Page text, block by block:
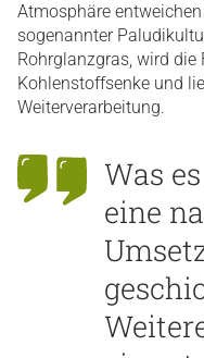
Atmosphäre
sogenannter
Rohrglanzgras, wird
Kohlenstoffsenke und
Weiterverarbeitung.
Was
eine